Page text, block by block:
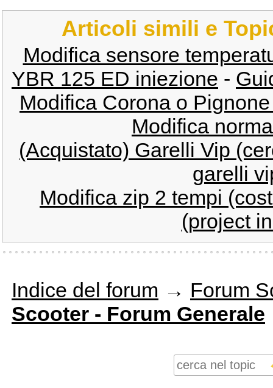
Articoli simili e
Modifica sensore
YBR 125 ED iniezione -
Modifica Corona o
Modifica
(Acquistato) Garelli Vip
garelli
Modifica zip 2 tempi
(project
Indice del forum → Forum
Scooter - Forum Generale